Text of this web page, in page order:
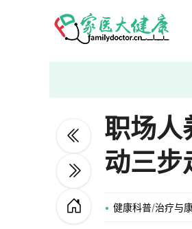
职场人
动三步
健康科普/治疗与